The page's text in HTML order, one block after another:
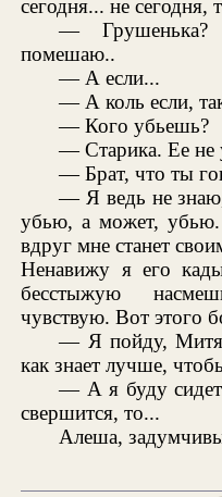
сегодня... не сегодня,
— Грушенька?
помешаю..
— А если...
— А коль если,
— Кого убьешь?
— Старика. Ее не
— Брат, что ты
— Я ведь не
убью, а может, убью.
вдруг мне станет
Ненавижу я его
бесстыжую
чувствую. Вот этого
— Я пойду,
как знает лучше,
— А я буду
свершится, то...
Алеша,